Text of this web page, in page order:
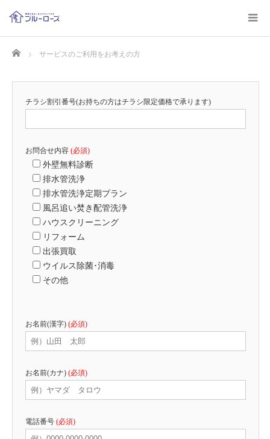
Home サービスのご利用をお考えの方
チラシ割引番号(お持ちの方はチラシ限定価格で承ります)
お問合せ内容 (必須)
外壁無料診断
排水管洗浄
排水管洗浄定期プラン
風呂追い焚き配管洗浄
ハウスクリーニング
リフォーム
出張買取
ウイルス除菌･消毒
その他
お名前(漢字) (必須)
お名前(カナ) (必須)
電話番号 (必須)